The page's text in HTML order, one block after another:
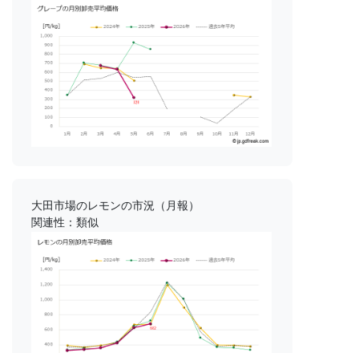
大田市場のレモンの市況（月報）
関連性：類似